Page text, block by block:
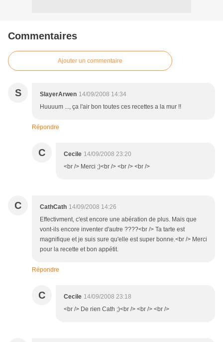
Commentaires
Ajouter un commentaire
S SlayerArwen 14/09/2008 14:34
Huuuum ..., ça l'air bon toutes ces recettes a la mur !!
Répondre
C Cecile 14/09/2008 23:20
<br /> Merci ;)<br /> <br /> <br />
C CathCath 14/09/2008 14:26
Effectivment, c'est encore une abération de plus. Mais que
vont-ils encore inventer d'autre ????<br /> Ta tarte est
magnifique et je suis sure qu'elle est super bonne.<br /> Merci
pour la recette et bon appétit.
Répondre
C Cecile 14/09/2008 23:18
<br /> De rien Cath ;)<br /> <br /> <br />